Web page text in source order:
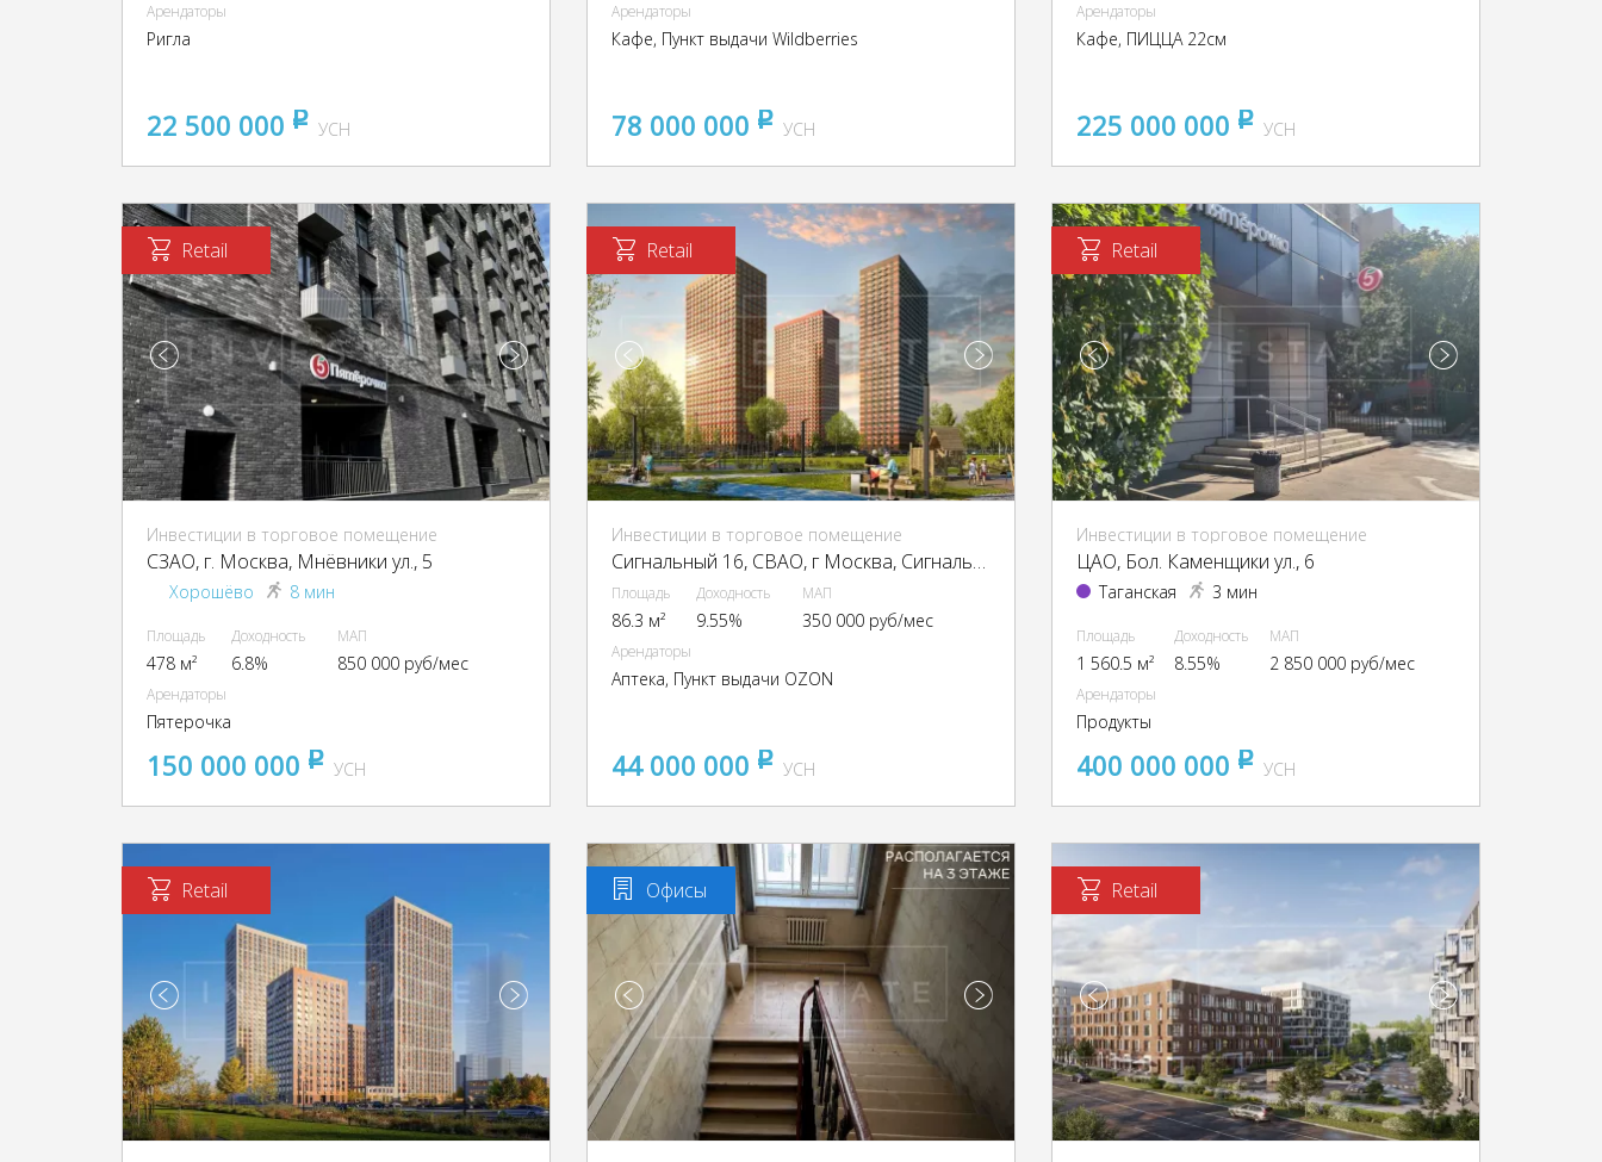
Арендаторы
Ригла
22 500 000 pуб
УСН
Арендаторы
Кафе, Пункт выдачи Wildberries
78 000 000 pуб
УСН
Арендаторы
Кафе, ПИЦЦА 22см
225 000 000 pуб
УСН
Retail
Инвестиции в торговое помещение
CЗАО, г. Москва, Мнёвники ул., 5
Хорошёво 8 мин
Площадь
478 м²
Доходность
6.8%
МАП
850 000 руб/мес
Арендаторы
Пятерочка
150 000 000 pуб
УСН
Retail
Инвестиции в торговое помещение
Сигнальный 16, CВАО, г Москва, Сигнальный пр-д, 16
Площадь
86.3 м²
Доходность
9.55%
МАП
350 000 руб/мес
Арендаторы
Аптека, Пункт выдачи OZON
44 000 000 pуб
УСН
Retail
Инвестиции в торговое помещение
ЦАО, Бол. Каменщики ул., 6
Таганская 3 мин
Площадь
1 560.5 м²
Доходность
8.55%
МАП
2 850 000 руб/мес
Арендаторы
Продукты
400 000 000 pуб
УСН
Retail Офисы Retail